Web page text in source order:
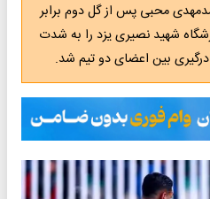
محبی پس از گل دوم برابر
شهید نصیری یزد را به شدت
بین اعضای دو تیم شد.